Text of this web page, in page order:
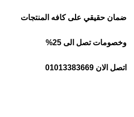
ضمان حقيقي على كافه المنتجات
وخصومات تصل الى 25%
اتصل الان 01013383669